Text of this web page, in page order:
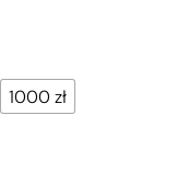
1000 zł